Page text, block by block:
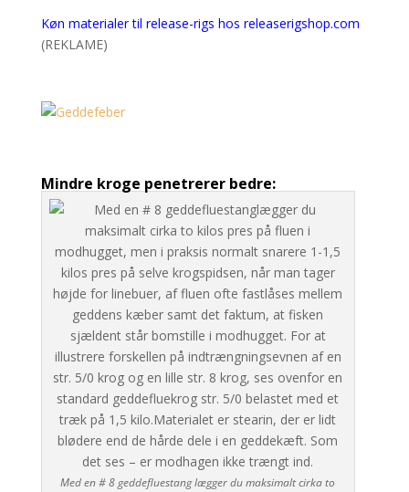
Køn materialer til release-rigs hos releaserigshop.com
(REKLAME)
Mindre kroge penetrerer bedre:
Med en # 8 geddefluestang lægger du maksimalt cirka to